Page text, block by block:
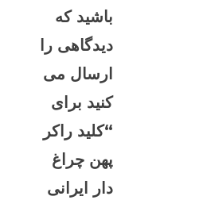
باشید که
دیدگاهی را
ارسال می
کنید برای
“کلید راکر
پهن چراغ
دار ایرانی